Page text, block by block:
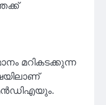
മറികടക്കുന്ന